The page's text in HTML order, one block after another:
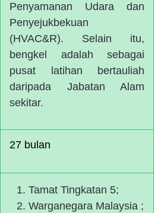
Penyamanan Udara dan
Penyejukbekuan
(HVAC&R). Selain itu,
bengkel adalah sebagai
pusat latihan bertauliah
daripada Jabatan Alam
sekitar.
27 bulan
Tamat Tingkatan 5;
Warganegara Malaysia ;